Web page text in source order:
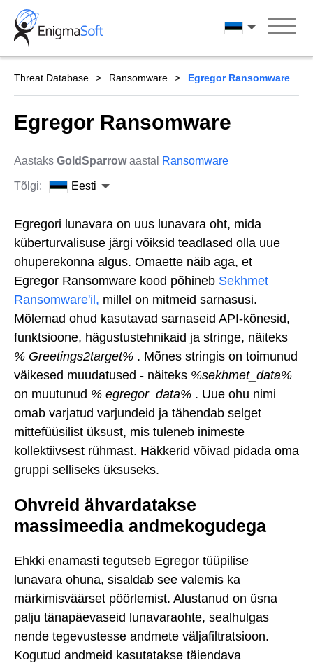
Skip
content
Eesti
Threat Database Ransomware Egregor Ransomware
Egregor Ransomware
Aastaks GoldSparrowaastal Ransomware
Tõlgi: Eesti
Egregori lunavara on uus lunavara oht, mida
küberturvalisuse järgi võiksid teadlased olla uue
ohuperekonna algus. Omaette näib aga, et
Egregor Ransomware kood põhineb Sekhmet
Ransomware'il, millel on mitmeid sarnasusi.
Mõlemad ohud kasutavad sarnaseid API-kõnesid,
funktsioone, hägustustehnikaid ja stringe, näiteks
% Greetings2target% . Mõnes stringis on toimunud
väikesed muudatused - näiteks %sekhmet_data%
on muutunud % egregor_data% . Uue ohu nimi
omab varjatud varjundeid ja tähendab selget
mittefüüsilist üksust, mis tuleneb inimeste
kollektiivsest rühmast. Häkkerid võivad pidada oma
gruppi selliseks üksuseks.
Ohvreid ähvardatakse
massimeedia andmekogudega
Ehkki enamasti tegutseb Egregor tüüpilise
lunavara ohuna, sisaldab see valemis ka
märkimisväärset pöörlemist. Alustanud on üsna
palju tänapäevaseid lunavaraohte, sealhulgas
nende tegevustesse andmete väljafiltratsioon.
Kogutud andmeid kasutatakse täiendava